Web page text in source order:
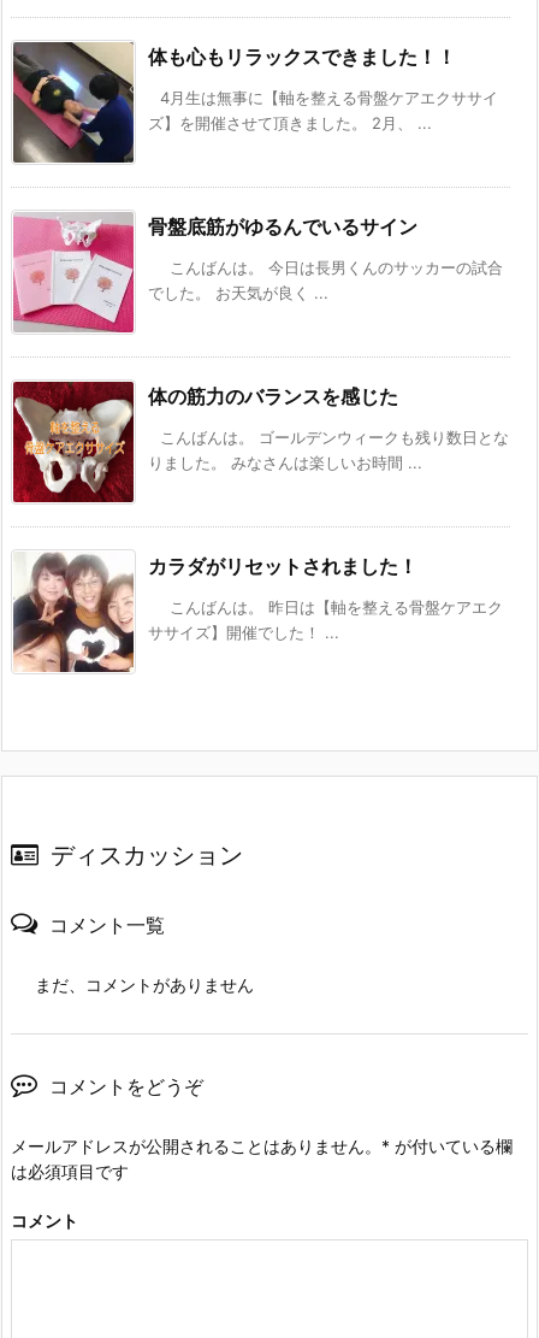
体も心もリラックスできました！！
4月生は無事に【軸を整える骨盤ケアエクササイ
ズ】を開催させて頂きました。 2月、 ...
骨盤底筋がゆるんでいるサイン
こんばんは。 今日は長男くんのサッカーの試合
でした。 お天気が良く ...
体の筋力のバランスを感じた
こんばんは。 ゴールデンウィークも残り数日とな
りました。 みなさんは楽しいお時間 ...
カラダがリセットされました！
こんばんは。 昨日は【軸を整える骨盤ケアエク
ササイズ】開催でした！ ...
ディスカッション
コメント一覧
まだ、コメントがありません
コメントをどうぞ
メールアドレスが公開されることはありません。 * が付いている欄
は必須項目です
コメント